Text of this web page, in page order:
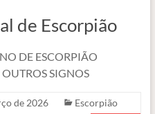
de Escorpião
DE ESCORPIÃO
SIGNOS
de 2026
Escorpião